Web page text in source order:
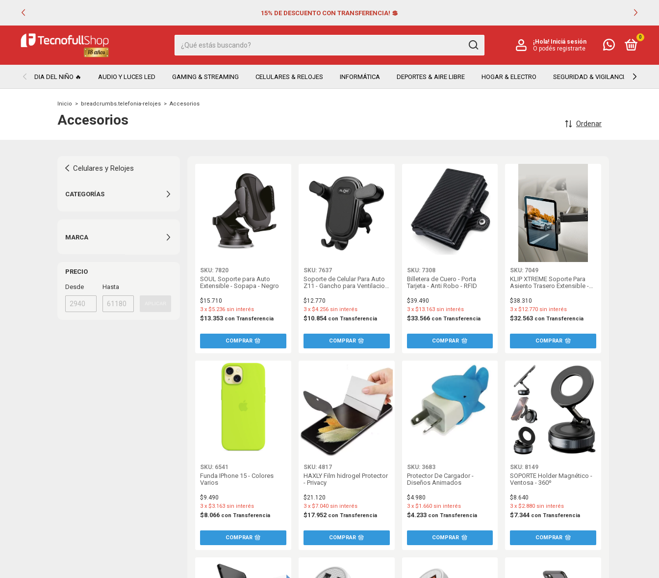
15% DE DESCUENTO CON TRANSFERENCIA! 💲
¡Hola! Iniciá sesión
O podés registrarte
0
DIA DEL NIÑO 🔥 AUDIO Y LUCES LED GAMING & STREAMING CELULARES & RELOJES INFORMÁTICA DEPORTES & AIRE LIBRE HOGAR & ELECTRO SEGURIDAD & VIGILANCIA
Inicio > breadcrumbs.telefonia-relojes > Accesorios
Accesorios Ordenar
Celulares y Relojes
CATEGORÍAS
MARCA
PRECIO
Desde Hasta
SKU: 7820
SOUL Soporte para Auto
Extensible - Sopapa - Negro
$15.710
$13.353 con Transferencia
3 x $5.236 sin interés
SKU: 7637
Soporte de Celular Para Auto
Z11 - Gancho para Ventilacion
$12.770
$10.854 con Transferencia
3 x $4.256 sin interés
SKU: 7308
Billetera de Cuero - Porta
Tarjeta - Anti Robo - RFID
$39.490
$33.566 con Transferencia
3 x $13.163 sin interés
SKU: 7049
KLIP XTREME Soporte Para
Asiento Trasero Extensible -
$38.310
$32.563 con Transferencia
3 x$12.770 sin interés
SKU: 6541
Funda IPhone 15 - Colores
Varios
$9.490
$8.066 con Transferencia
3 x $3.163 sin interés
SKU: 4817
HAXLY Film hidrogel Protector
- Privacy
$21.120
$17.952 con Transferencia
3 x $7.040 sin interés
SKU: 3683
Protector De Cargador -
Diseños Animados
$4.980
$4.233 con Transferencia
3 x $1.660 sin interés
SKU: 8149
SOPORTE Holder Magnético -
Ventosa - 360º
$8.640
$7.344 con Transferencia
3 x$2.880 sin interés